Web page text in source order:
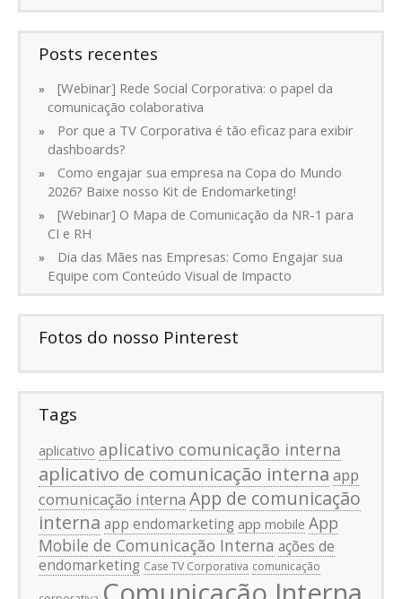
Posts recentes
[Webinar] Rede Social Corporativa: o papel da
comunicação colaborativa
Por que a TV Corporativa é tão eficaz para exibir
dashboards?
Como engajar sua empresa na Copa do Mundo
2026? Baixe nosso Kit de Endomarketing!
[Webinar] O Mapa de Comunicação da NR-1 para
CI e RH
Dia das Mães nas Empresas: Como Engajar sua
Equipe com Conteúdo Visual de Impacto
Fotos do nosso Pinterest
Tags
aplicativo aplicativo comunicação interna
aplicativo de comunicação interna app
comunicação interna App de comunicação
interna app endomarketing app mobile App
Mobile de Comunicação Interna ações de
endomarketing Case TV Corporativa comunicação